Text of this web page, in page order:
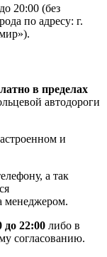
20:00 (без
по адресу: г.
в пределах
автодороги
и
а так
менеджером.
до 22:00 либо в
согласованию.